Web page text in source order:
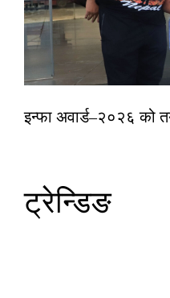
इन्फा अवार्ड–२०२६ को
ट्रेन्डिङ